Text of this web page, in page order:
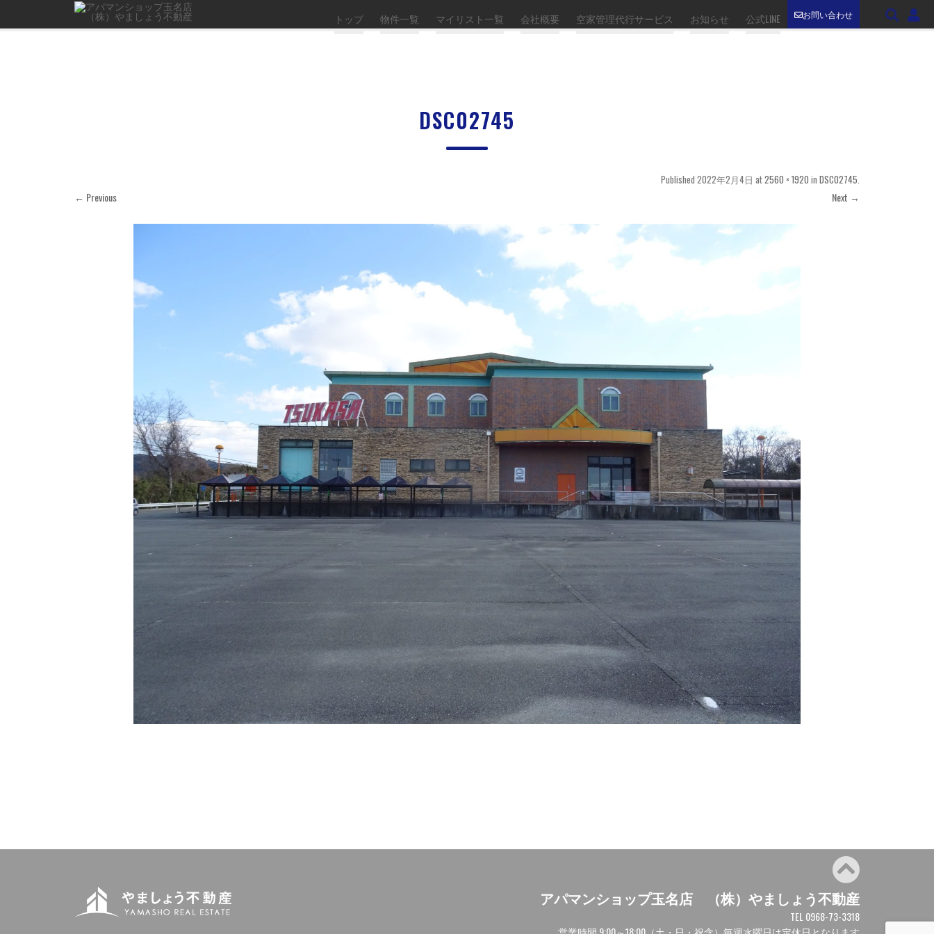
お問い合わせ
トップ 物件一覧 マイリスト一覧 会社概要 空家管理代行サービス お知らせ 公式LINE
DSC02745
Published 2022年2月4日 at2560 × 1920 in DSC02745.
← Previous Next →
アパマンショップ玉名店 （株）やましょう不動産
TEL 0968-73-3318